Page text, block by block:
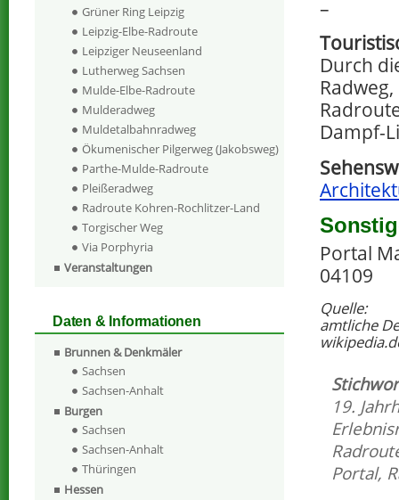
–
Durch
Dampf-
Portal
04109
Quelle:
amtliche
19.
Portal,
Grüner Ring Leipzig
Leipzig-Elbe-Radroute
Leipziger Neuseenland
Lutherweg Sachsen
Mulde-Elbe-Radroute
Mulderadweg
Muldetalbahnradweg
Ökumenischer Pilgerweg (Jakobsweg)
Parthe-Mulde-Radroute
Pleißeradweg
Radroute Kohren-Rochlitzer-Land
Torgischer Weg
Via Porphyria
Veranstaltungen
Daten & Informationen
Brunnen & Denkmäler
Sachsen
Sachsen-Anhalt
Burgen
Sachsen
Sachsen-Anhalt
Thüringen
Hessen